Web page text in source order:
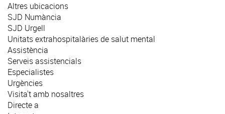
Altres ubicacions
SJD Numància
SJD Urgell
Unitats extrahospitalàries de salut mental
Assistència
Serveis assistencials
Especialistes
Urgències
Visita't amb nosaltres
Directe a